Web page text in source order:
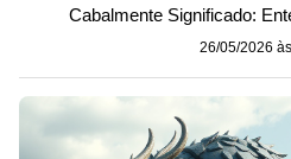
Cabalmente Significado:
26/05/2026